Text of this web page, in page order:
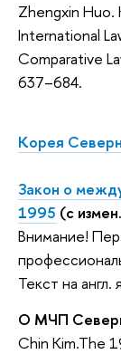
Zhengxin Huo.
International
Comparative
637–684.
Корея
Закон о
1995 (с
Внимание!
Текст на англ.
О МЧП
Chin Kim.The